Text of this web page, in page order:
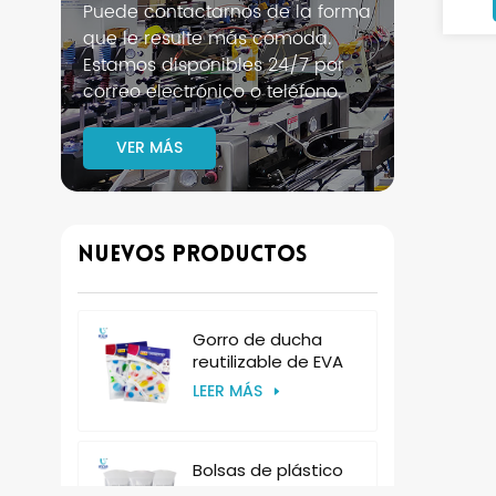
Puede contactarnos de la forma
que le resulte más cómoda.
Estamos disponibles 24/7 por
correo electrónico o teléfono.
VER MÁS
Nuevos Productos
Gorro de ducha
reutilizable de EVA
para mujer, de
LEER MÁS
Bolsas de plástico